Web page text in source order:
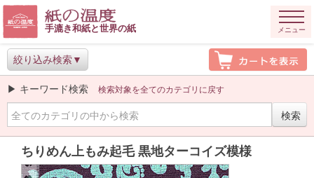
手漉き和紙と世界の紙 メニュー
絞り込み検索
▶ キーワード検索 検索対象を全てのカテゴリに戻す
ちりめん上もみ起毛 黒地ターコイズ模様